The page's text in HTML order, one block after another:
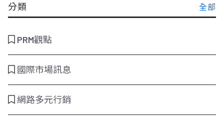
分類 全部
PRM觀點
國際市場訊息
網路多元行銷